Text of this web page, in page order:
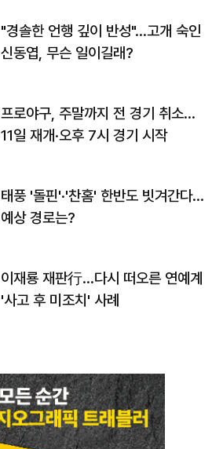
"경솔한 언행 깊이 반성"…고개 숙인
신동엽, 무슨 일이길래?
프로야구, 주말까지 전 경기 취소…
11일 재개·오후 7시 경기 시작
태풍 '돌핀'·'찬홈' 한반도 빗겨간다…
예상 경로는?
이재룡 재판行…다시 떠오른 연예계
'사고 후 미조치' 사례